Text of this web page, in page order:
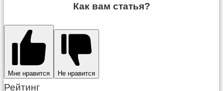
Как вам статья?
Мне нравится Не нравится
Рейтинг